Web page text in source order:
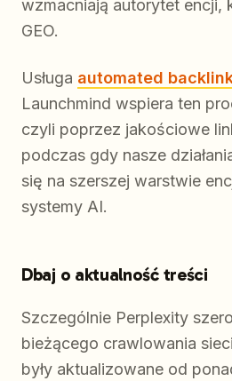
wzmacniają autorytet encji,
GEO.
Usługa automated
Launchmind wspiera ten
czyli poprzez jakościowe
podczas gdy nasze
się na szerszej warstwie
systemy AI.
Dbaj o aktualność treści
Szczególnie Perplexity
bieżącego crawlowania
były aktualizowane od